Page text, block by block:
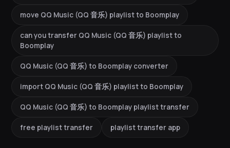
move QQ Music (QQ 音乐) playlist to Boomplay
can you transfer QQ Music (QQ 音乐) playlist to
Boomplay
QQ Music (QQ 音乐) to Boomplay converter
import QQ Music (QQ 音乐) playlist to Boomplay
QQ Music (QQ 音乐) to Boomplay playlist transfer
free playlist transfer playlist transfer app